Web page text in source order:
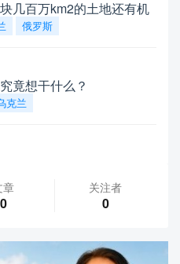
几百万km2的土地还有机
俄罗斯
竟想干什么？
克兰
章
0
关注者
0